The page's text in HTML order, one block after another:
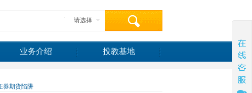
请选择
业务介绍 投教基地
券期货陷阱